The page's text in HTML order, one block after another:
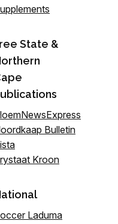
State &
Bulletin
Kroon
Laduma